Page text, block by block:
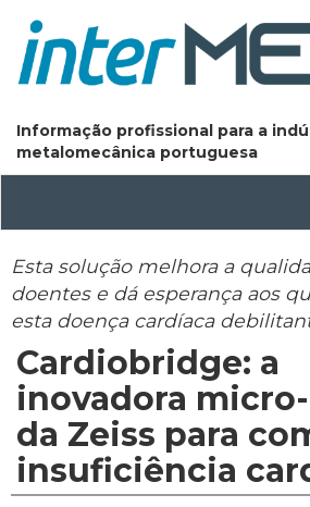
Informação profissional para a
metalomecânica portuguesa
Esta solução melhora a
doentes e dá esperança aos
esta doença cardíaca
Cardiobridge: a
inovadora
da Zeiss para
insuficiência